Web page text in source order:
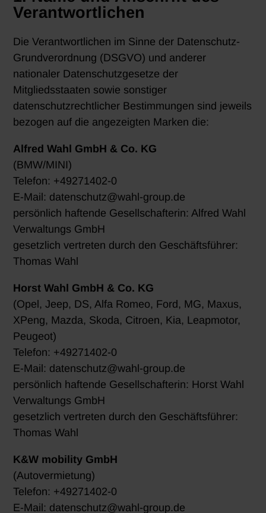
Verantwortlichen
Die Verantwortlichen im Sinne der Datenschutz-
Grundverordnung (DSGVO) und anderer
nationaler Datenschutzgesetze der
Mitgliedsstaaten sowie sonstiger
datenschutzrechtlicher Bestimmungen sind jeweils
bezogen auf die angezeigten Marken die:
Alfred Wahl GmbH & Co. KG
(BMW/MINI)
Telefon: +49271402-0
E-Mail: datenschutz@wahl-group.de
persönlich haftende Gesellschafterin: Alfred Wahl
Verwaltungs GmbH
gesetzlich vertreten durch den Geschäftsführer:
Thomas Wahl
Horst Wahl GmbH & Co. KG
(Opel, Jeep, DS, Alfa Romeo, Ford, MG, Maxus,
XPeng, Mazda, Skoda, Citroen, Kia, Leapmotor,
Peugeot)
Telefon: +49271402-0
E-Mail: datenschutz@wahl-group.de
persönlich haftende Gesellschafterin: Horst Wahl
Verwaltungs GmbH
gesetzlich vertreten durch den Geschäftsführer:
Thomas Wahl
K&W mobility GmbH
(Autovermietung)
Telefon: +49271402-0
E-Mail: datenschutz@wahl-group.de